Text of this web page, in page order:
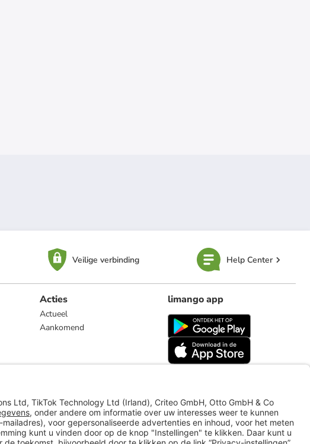
Veilige verbinding Help Center
Acties
Actueel
Aankomend
limango app
limango.de limango.pl